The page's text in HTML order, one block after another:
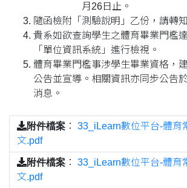
月26日止。
隨函檢附「測驗說明」乙份，請轉
貴系如欲查詢學生之體育畢業門檻
「單位資訊系統」進行檢視。
體育畢業門檻事涉學生畢業資格，
公告並宣導。相關資訊亦同步公告
消息。
附件檔案 ： 33_iLearn數位平台-體育
文.pdf
附件檔案 ： 33_iLearn數位平台-體育
文.pdf